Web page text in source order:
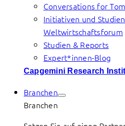
Conversations for
Initiativen und
Weltwirtschaftsforum
Studien & Reports
Expert*innen-Blog
Capgemini Research
Branchen
Branchen